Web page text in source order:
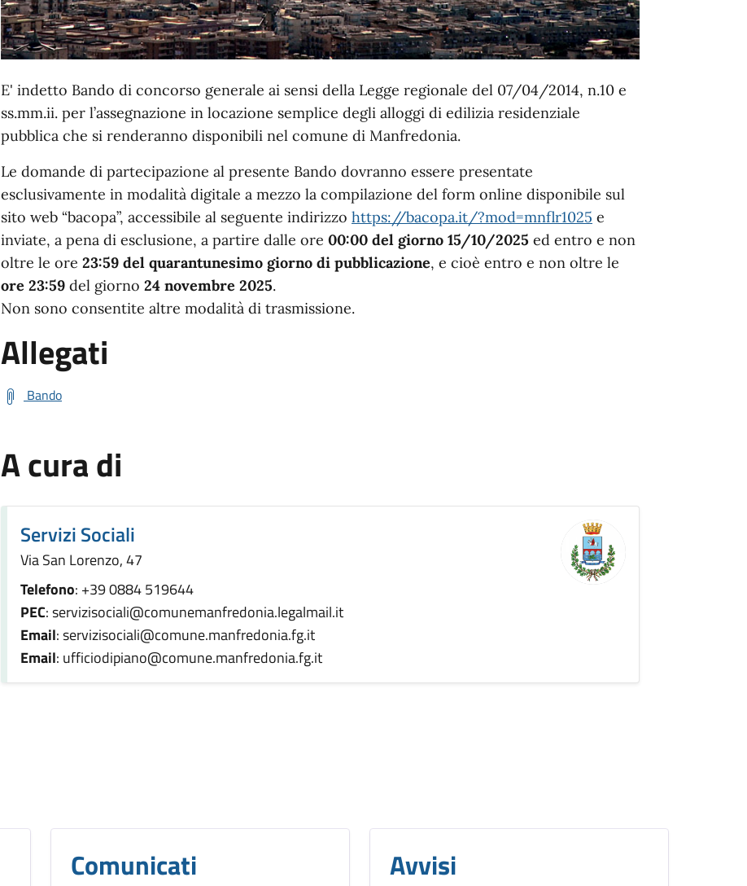
E' indetto Bando di concorso generale ai sensi della Legge regionale del 07/04/2014, n.10 e
ss.mm.ii. per l’assegnazione in locazione semplice degli alloggi di edilizia residenziale
pubblica che si renderanno disponibili nel comune di Manfredonia.
Le domande di partecipazione al presente Bando dovranno essere presentate
esclusivamente in modalità digitale a mezzo la compilazione del form online disponibile sul
sito web “bacopa”, accessibile al seguente indirizzo https://bacopa.it/?mod=mnflr1025 e
inviate, a pena di esclusione, a partire dalle ore 00:00 del giorno 15/10/2025 ed entro e non
oltre le ore 23:59 del quarantunesimo giorno di pubblicazione, e cioè entro e non oltre le
ore 23:59 del giorno 24 novembre 2025.
Non sono consentite altre modalità di trasmissione.
Allegati
Bando
A cura di
Servizi Sociali
Via San Lorenzo, 47
Telefono: +39 0884 519644
PEC: servizisociali@comunemanfredonia.legalmail.it
Email: servizisociali@comune.manfredonia.fg.it
Email: ufficiodipiano@comune.manfredonia.fg.it
Comunicati Avvisi